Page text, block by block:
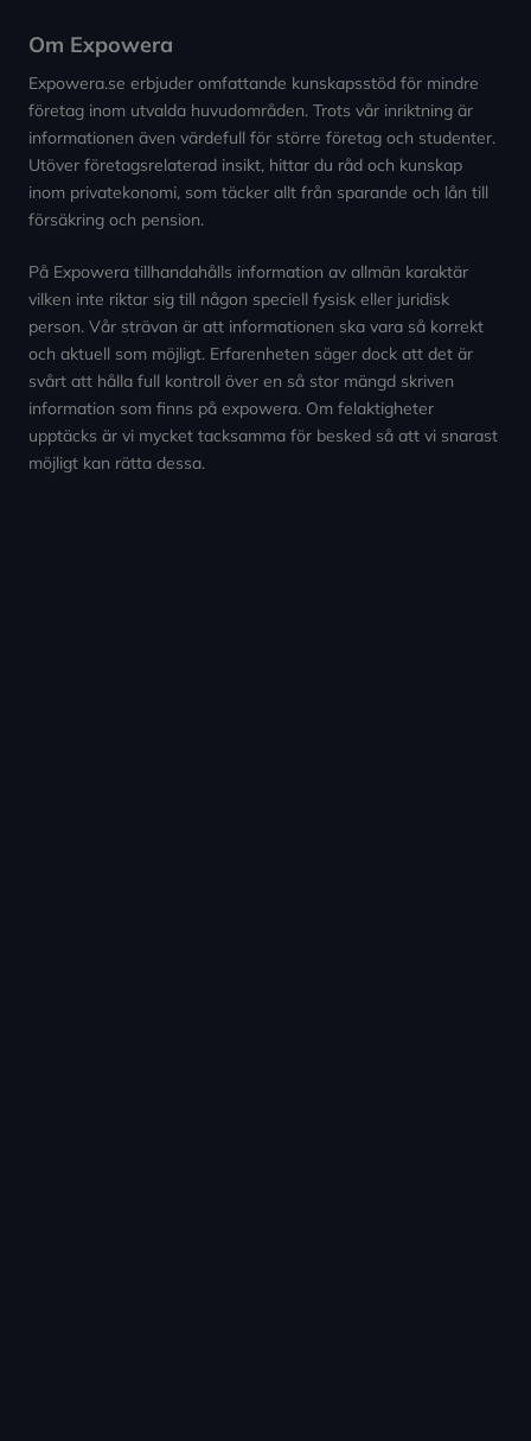
Om Expowera
Expowera.se erbjuder omfattande kunskapsstöd för mindre
företag inom utvalda huvudområden. Trots vår inriktning är
informationen även värdefull för större företag och studenter.
Utöver företagsrelaterad insikt, hittar du råd och kunskap
inom privatekonomi, som täcker allt från sparande och lån till
försäkring och pension.
På Expowera tillhandahålls information av allmän karaktär
vilken inte riktar sig till någon speciell fysisk eller juridisk
person. Vår strävan är att informationen ska vara så korrekt
och aktuell som möjligt. Erfarenheten säger dock att det är
svårt att hålla full kontroll över en så stor mängd skriven
information som finns på expowera. Om felaktigheter
upptäcks är vi mycket tacksamma för besked så att vi snarast
möjligt kan rätta dessa.